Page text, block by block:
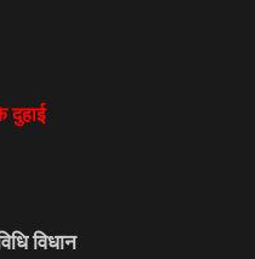
दुहाई
विधान